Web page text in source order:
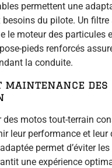
permettent une
du pilote. Un filtre
le moteur des particules
pieds renforcés
la conduite.
des
des motos tout-terrain
leur performance et leur
permet d’éviter
une expérience